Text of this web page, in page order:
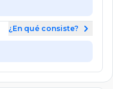
¿En qué consiste?